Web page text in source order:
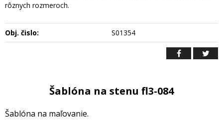
rôznych rozmeroch.
Obj. čislo: S01354
Šablóna na stenu fl3-084
Šablóna na maľovanie.